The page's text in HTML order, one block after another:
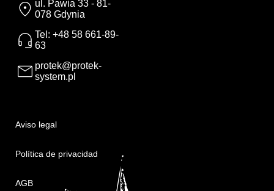
ul. Pawia 33 - 81-
078 Gdynia
Tel: +48 58 661-89-
63
protek@protek-
system.pl
Aviso legal
Política de privacidad
AGB